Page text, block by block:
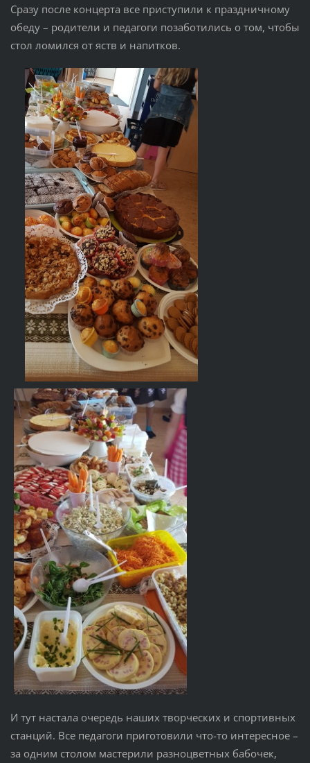
Сразу после концерта все приступили к праздничному
обеду – родители и педагоги позаботились о том, чтобы
стол ломился от яств и напитков.
И тут настала очередь наших творческих и спортивных
станций. Все педагоги приготовили что-то интересное –
за одним столом мастерили разноцветных бабочек,